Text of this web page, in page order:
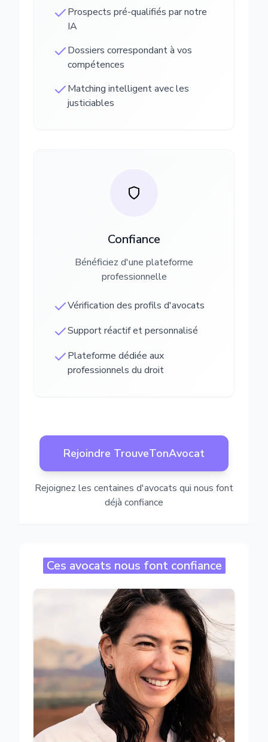
Prospects pré-qualifiés par notre
IA
Dossiers correspondant à vos
compétences
Matching intelligent avec les
justiciables
Confiance
Bénéficiez d'une plateforme
professionnelle
Vérification des profils d'avocats
Support réactif et personnalisé
Plateforme dédiée aux
professionnels du droit
Rejoindre TrouveTonAvocat
Rejoignez les centaines d'avocats qui nous font
déjà confiance
Ces avocats nous font confiance